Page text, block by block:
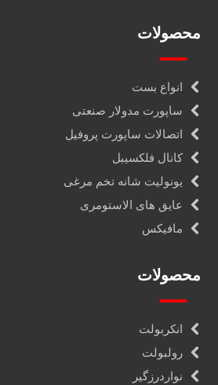
محصولات
انواع بست
ساپورت مدولار صنعتی
اتصالات ساپورت پروفیل
کانال فلکسیبل
یونولیت شانه تخم مرغی
عایق های الاستومری
مافیکس
محصولات
انکربولت
رولبولت
نواردرزگیر